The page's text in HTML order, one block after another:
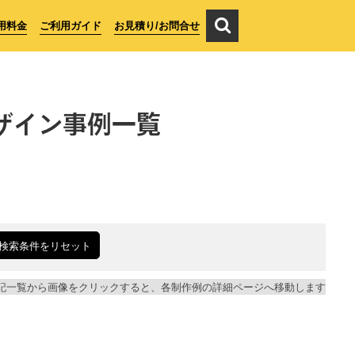
料金 ご利用ガイド お見積り/お問合せ
イン事例一覧
索条件をリセット
一覧から画像をクリックすると、各制作例の詳細ページへ移動します